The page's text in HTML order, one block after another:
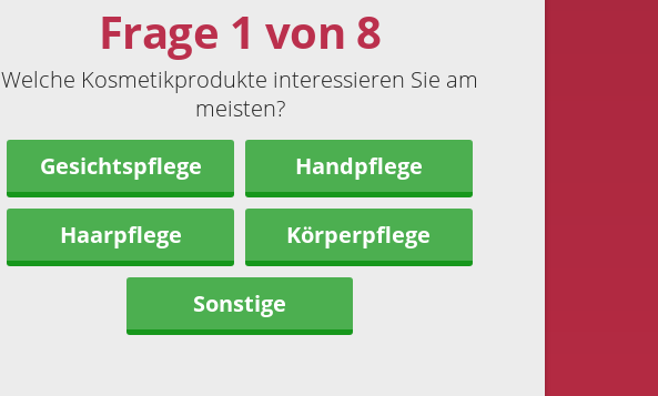
Frage 1 von 8
Welche Kosmetikprodukte interessieren Sie am
meisten?
Gesichtspflege
Handpflege
Haarpflege Körperpflege
Sonstige